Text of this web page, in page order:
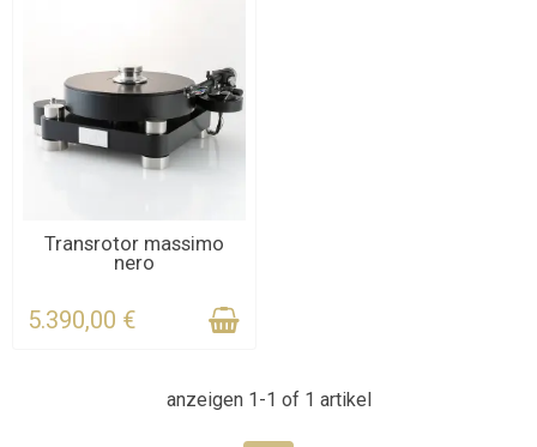
KONTAKTIEREN SIE UNS
FÜR DIE FRIST
Transrotor massimo
nero
5.390,00 €
anzeigen 1-1 of 1 artikel